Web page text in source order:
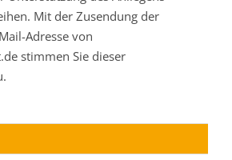
Mit der Zusendung der
Adresse von
stimmen Sie dieser